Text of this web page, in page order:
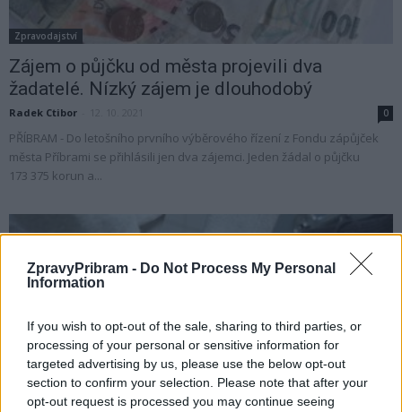
ZpravyPribram - Do Not Process My Personal
Information
If you wish to opt-out of the sale, sharing to third parties, or
processing of your personal or sensitive information for
targeted advertising by us, please use the below opt-out
section to confirm your selection. Please note that after your
opt-out request is processed you may continue seeing
Zpravodajství
Zájem o půjčku od města projevili dva
žadatelé. Nízký zájem je dlouhodobý
Radek Ctibor 0
PŘÍBRAM - Do letošního prvního výběrového řízení z Fondu zápůjček
města Příbrami se přihlásili jen dva zájemci. Jeden žádal o půjčku
173 375 korun a...